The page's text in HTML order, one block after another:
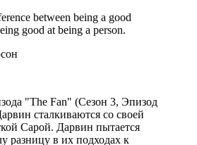
between being a good
good at being a person.
"The Fan" (Сезон 3, Эпизод
сталкиваются со своей
Сарой. Дарвин пытается
разницу в их подходах к